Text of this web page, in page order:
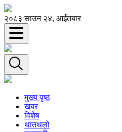
२०८३ साउन २४, आईतबार
मुख्य पृष्ठ
खबर
विशेष
थातथलो